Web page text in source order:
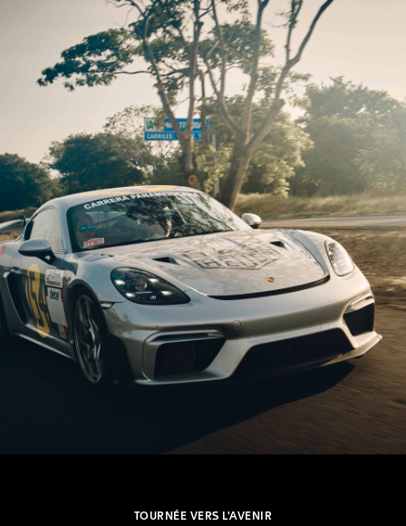
TOURNÉE VERS L'AVENIR